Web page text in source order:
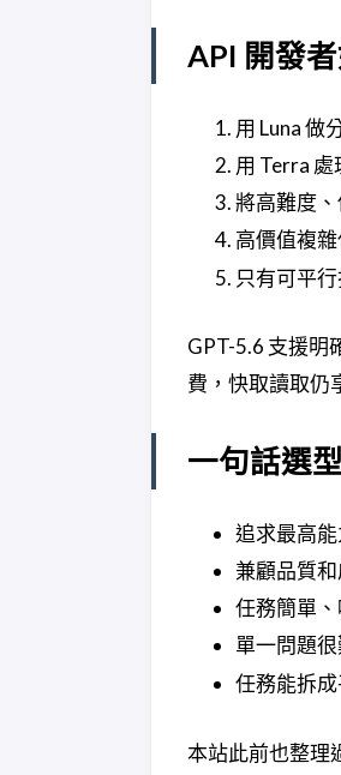
API 開發
用 Luna 做
用 Terra
將高難度
高價值複
只有可平
GPT-5.6 支援明
費，快取讀取仍
一句話選
追求最高
兼顧品質
任務簡單
單一問題
任務能拆
本站此前也整理